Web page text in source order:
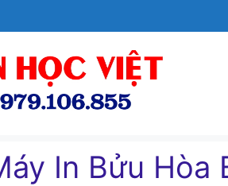
In Bửu Hòa